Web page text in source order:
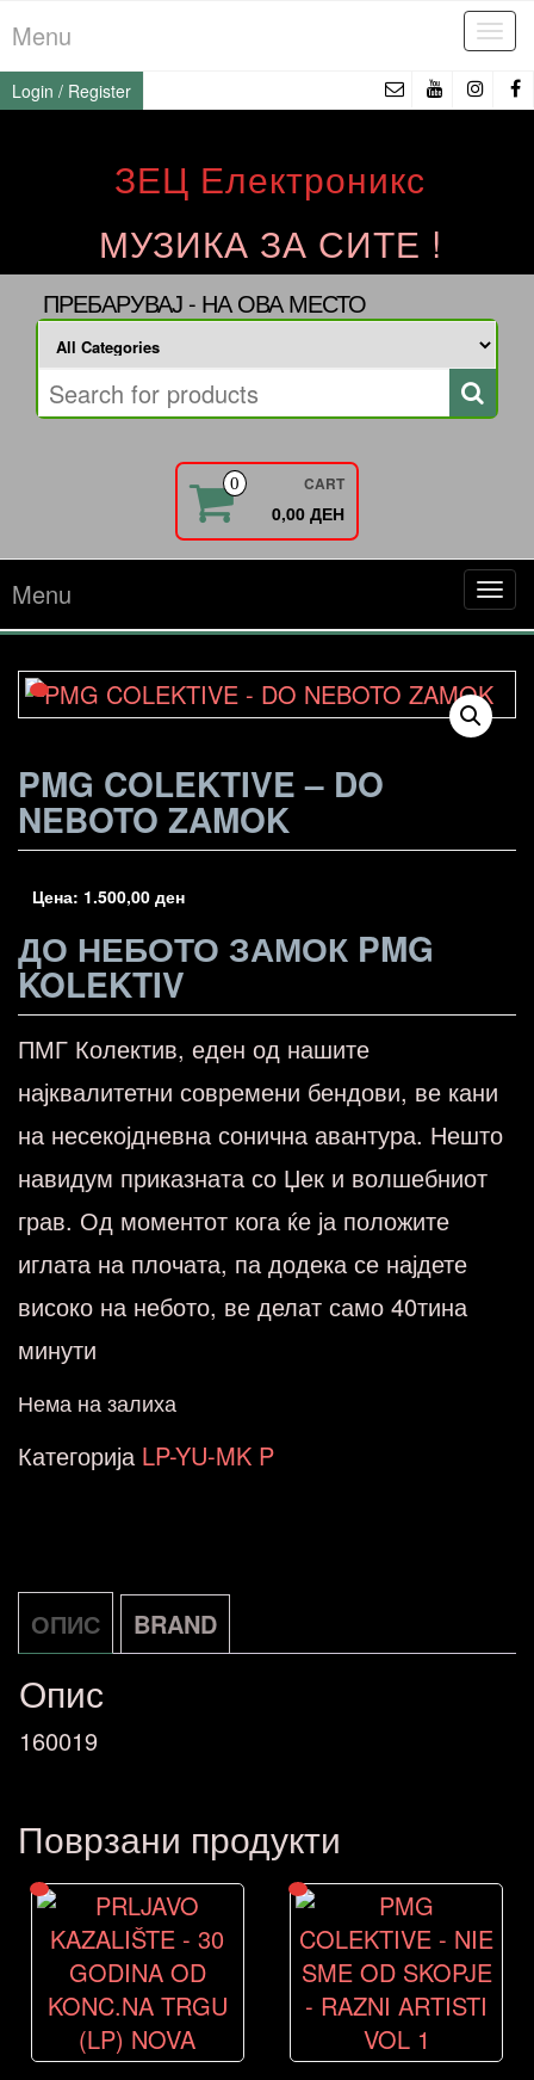
to
the
content
Menu
Login / Register
ЗЕЦ Електроникс
МУЗИКА ЗА СИТЕ !
ПРЕБАРУВАЈ - НА ОВА МЕСТО
0 CART
0,00 ДЕН
Menu
PMG COLEKTIVE – DO
NEBOTO ZAMOK
Цена: 1.500,00 ден
ДО НЕБОТО ЗАМОК PMG
KOLEKTIV
ПМГ Колектив, еден од нашите
најквалитетни современи бендови, ве кани
на несекојдневна сонична авантура. Нешто
навидум приказната со Џек и волшебниот
грав. Од моментот кога ќе ја положите
иглата на плочата, па додека се најдете
високо на небото, ве делат само 40тина
минути
Нема на залиха
Категорија LP-YU-MK P
ОПИС BRAND
Опис
160019
Поврзани продукти